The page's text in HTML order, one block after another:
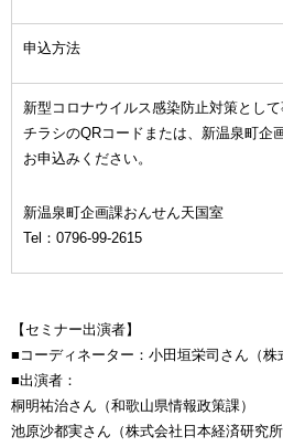
申込方法
新型コロナウイルス感染防止対策として
チラシのQRコードまたは、新温泉町企
お申込みください。
新温泉町企画課おんせん天国室
Tel：0796-99-2615
【セミナー出演者】
■コーディネーター：小田垣栄司さん（株
■出演者：
桐明祐治さん（和歌山県情報政策課）
池原沙都実さん（株式会社日本経済研究所